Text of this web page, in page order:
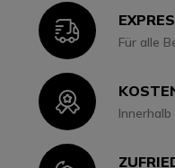
IconFür alle
Icon